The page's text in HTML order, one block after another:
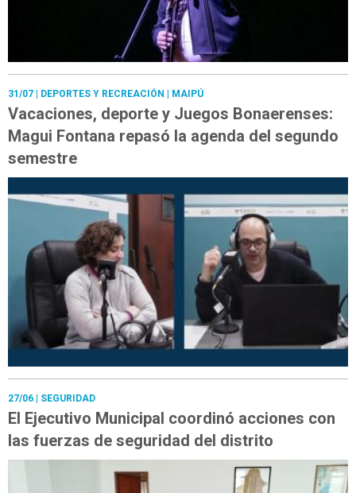
31/07 | DEPORTES Y RECREACIÓN | MAIPÚ
Vacaciones, deporte y Juegos Bonaerenses:
Magui Fontana repasó la agenda del segundo
semestre
27/06 | SEGURIDAD
El Ejecutivo Municipal coordinó acciones con
las fuerzas de seguridad del distrito